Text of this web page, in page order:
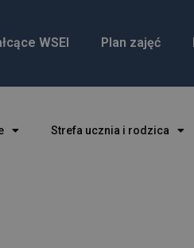
WSEI Plan zajęć
Strefa ucznia i rodzica